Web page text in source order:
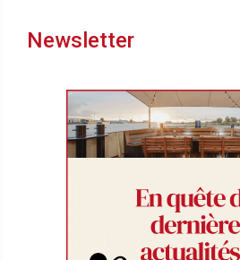
Newsletter